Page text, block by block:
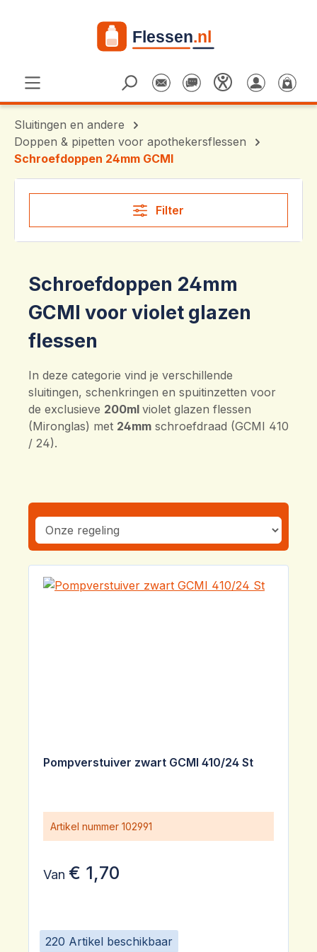
Sluitingen en andere
Doppen & pipetten voor apothekersflessen
Schroefdoppen 24mm GCMI
Filter
Schroefdoppen 24mm
GCMI voor violet glazen
flessen
In deze categorie vind je verschillende
sluitingen, schenkringen en spuitinzetten voor
de exclusieve 200ml violet glazen flessen
(Mironglas) met 24mm schroefdraad (GCMI 410
/ 24).
220 Artikel beschikbaar
Pompverstuiver zwart GCMI 410/24 St
Artikel nummer 102991
Van € 1,70